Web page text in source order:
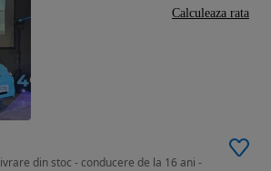
din stoc - conducere de la 16 ani -
Calculeaza rata